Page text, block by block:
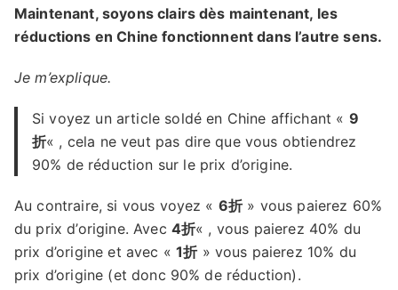
Maintenant, soyons clairs dès maintenant, les
réductions en Chine fonctionnent dans l’autre sens.
Je m’explique.
Si voyez un article soldé en Chine affichant « 9
折« , cela ne veut pas dire que vous obtiendrez
90% de réduction sur le prix d’origine.
Au contraire, si vous voyez « 6折 » vous paierez 60%
du prix d’origine. Avec 4折« , vous paierez 40% du
prix d’origine et avec «1折 » vous paierez 10% du
prix d’origine (et donc 90% de réduction).